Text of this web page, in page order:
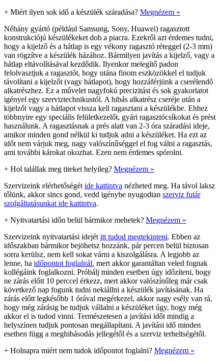
+ Miért ilyen sok idő a készülék száradása? Megnézem »
Néhány gyártó (például Samsung, Sony, Huawei) ragasztott
konstrukciójú készülékeket dob a piacra. Ezekről azt érdemes tudni,
hogy a kijelző és a hátlap is egy vékony ragasztó réteggel (2-3 mm)
van rögzítve a készülék házához. Bármilyen javítás a kijelző, vagy a
hátlap eltávolításával kezdődik. Ilyenkor melegítő padon
felolvasztjuk a ragasztót, hogy utána finom eszközökkel el tudjuk
távolítani a kijelzőt (vagy hátlapot), hogy hozzáférjünk a cserélendő
alkatrészhez. Ez a művelet nagyfokú precizitást és sok gyakorlatot
igényel egy szerviztechnikustól. A hibás alkatrész cseréje után a
kijelzőt vagy a hátlapot vissza kell ragasztani a készülékbe. Ehhez
többnyire egy speciális felületkezelőt, gyári ragasztócsíkokat és prést
használunk. A ragasztásnak a prés alatt van 2-3 óra száradási ideje,
amikor minden gond nélkül ki tudjuk adni a készüléket. Ha ezt az
időt nem várjuk meg, nagy valószínűséggel el fog válni a ragasztás,
ami további károkat okozhat. Ezen nem érdemes spórolni.
+ Hol talállak meg titeket helyileg? Megnézem »
Szervizeink elérhetőségét ide kattintva nézheted meg. Ha távol laksz
tőlünk, akkor sincs gond, vedd igénybe nyugodtan szerviz futár
szolgáltatásunkat ide kattintva.
+ Nyitvatartási időn belül bármikor mehetek? Megnézem »
Szervizeink nyitvatartási idejét itt tudod megtekinteni. Ebben az
időszakban bármikor bejöhetsz hozzánk, pár percen belül biztosan
sorra kerülsz, nem kell sokat várni a kiszolgálásra. A legjobb az
lenne, ha időpontot foglalnál, mert akkor garantáltan veled fognak
kollégáink foglalkozni. Próbálj minden esetben úgy időzíteni, hogy
ne zárás előtt 10 perccel érkezz, mert akkor valószínűleg már csak
következő nap fogunk tudni nekiállni a készülék javításának. Ha
zárás előtt legkésőbb 1 órával megérkezel, akkor nagy esély van rá,
hogy még zárásig be tudjuk vállalni a készüléket úgy, hogy még
akkor el is tudod vinni. Természetesen a javítási időt mindig a
helyszínen tudjuk pontosan megállapítani. A javítási idő minden
esetben függ a meghibásodás jellegétől és a szerviz terheltségétől.
+ Holnapra miért nem tudok időpontot foglalni? Megnézem »